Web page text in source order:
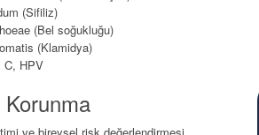
(Sifiliz)
(Bel soğukluğu)
(Klamidya)
C, HPV